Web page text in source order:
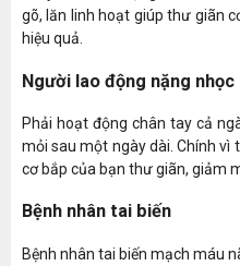
gõ, lăn linh hoạt giúp thư giãn
hiệu quả.
Người lao động nặng nhọc
Phải hoạt động chân tay cả
mỏi sau một ngày dài. Chính vì
cơ bắp của bạn thư giãn, giảm
Bệnh nhân tai biến
Bệnh nhân tai biến mạch máu